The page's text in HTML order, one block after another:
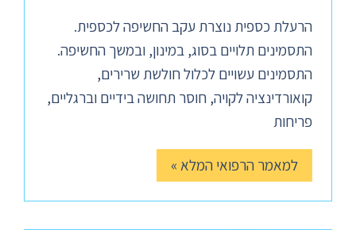
הרעלת כספית נוצרת עקב החשיפה לכספית.
התסמינים תלויים בסוג, במינון, ובמשך החשיפה.
התסמינים עשויים לכלול חולשת שרירים,
קואורדינציה לקויה, חוסר תחושה בידיים וברגליים,
פריחות
למאמר הרפואי המלא »